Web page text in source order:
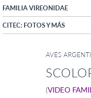
FAMILIA VIREONIDAE
CITEC: FOTOS Y MÁS
AVES
(VIDEO